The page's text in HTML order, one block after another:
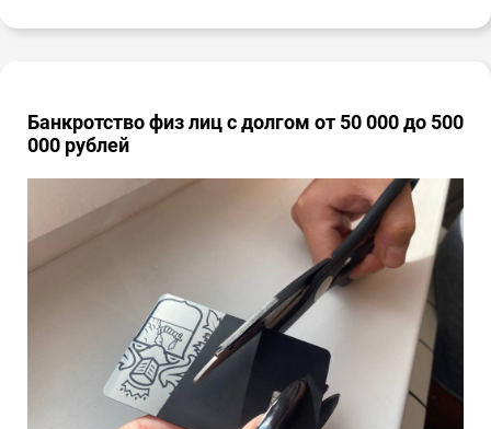
Банкротство физ лиц с долгом от 50 000 до 500
000 рублей